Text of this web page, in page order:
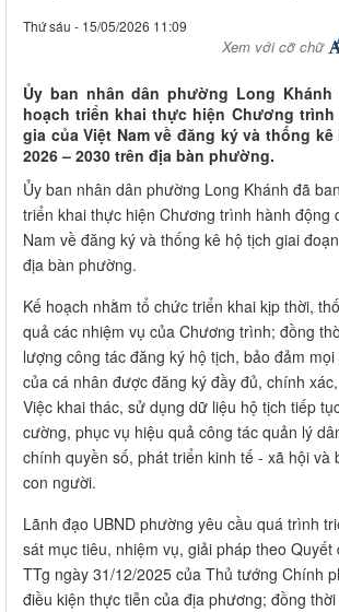
Thứ sáu - 15/05/2026 11:09
Xem với cỡ chữ
Ủy ban nhân dân phường Long
hoạch triển khai thực hiện Chương
gia của Việt Nam về đăng ký và thống
2026 – 2030 trên địa bàn phường.
Ủy ban nhân dân phường Long Khánh đã
triển khai thực hiện Chương trình hành động
Nam về đăng ký và thống kê hộ tịch giai
địa bàn phường.
Kế hoạch nhằm tổ chức triển khai kịp thời,
quả các nhiệm vụ của Chương trình; đồng
lượng công tác đăng ký hộ tịch, bảo đảm
của cá nhân được đăng ký đầy đủ, chính
Việc khai thác, sử dụng dữ liệu hộ tịch tiếp
cường, phục vụ hiệu quả công tác quản lý
chính quyền số, phát triển kinh tế - xã hội và
con người.
Lãnh đạo UBND phường yêu cầu quá trình
sát mục tiêu, nhiệm vụ, giải pháp theo
TTg ngày 31/12/2025 của Thủ tướng Chính
điều kiện thực tiễn của địa phương; đồng